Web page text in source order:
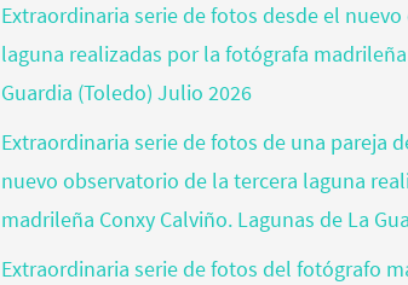
Extraordinaria serie de fotos desde el
laguna realizadas por la fotógrafa
Guardia (Toledo) Julio 2026
Extraordinaria serie de fotos de una pareja
nuevo observatorio de la tercera laguna
madrileña Conxy Calviño. Lagunas de La
Extraordinaria serie de fotos del fotógrafo